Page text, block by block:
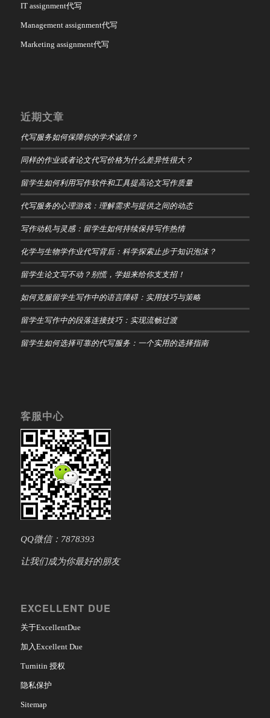
IT assignment代写
Management assignment代写
Marketing assignment代写
近期文章
代写服务如何保障你的学术诚信？
同样的作业或者论文代写价格为什么差异性很大？
留学生如何利用写作软件和工具提高论文写作质量
代写服务的心理游戏：理解需求与提供之间的动态
写作动机与灵感：留学生如何持续保持写作热情
化学与生物学作业代写背后：科学探索止步于知识泡沫？
留学生论文写不动？别慌，学姐来给你支支招！
如何克服留学生写作中的语言障碍：实用技巧与策略
留学生写作中的段落连接技巧：实现流畅过渡
留学生如何选择可靠的代写服务：一个实用的选择指南
客服中心
QQ微信：7878393
让我们成为你最好的朋友
EXCELLENT DUE
关于ExcellentDue
加入Excellent Due
Turnitin 授权
隐私保护
Sitemap